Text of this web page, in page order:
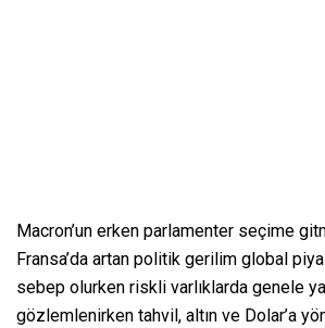
Macron’un erken parlamenter seçime
Fransa’da artan politik gerilim global
sebep olurken riskli varlıklarda genele
gözlemlenirken tahvil, altın ve Dolar’a